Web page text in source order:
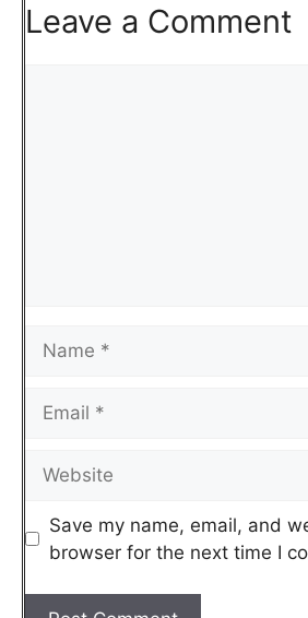
Leave a Comment
Save my name, email, and
browser for the next time I